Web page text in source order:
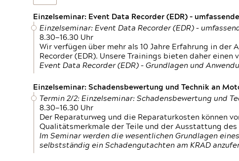
Einzelseminar: Event Data Recorder (EDR) –
Einzelseminar: Event Data Recorder (EDR) –
8.30—16.30 Uhr
Wir verfügen über mehr als 10 Jahre Erfahrung in
Recorder (EDR). Unsere Trainings bieten daher
Event Data Recorder (EDR) – Grundlagen und
Einzelseminar: Schadensbewertung und Technik an
Termin 2/2: Einzelseminar: Schadensbewertung und
8.30—16.30 Uhr
Der Reparaturweg und die Reparaturkosten können
Qualitätsmerkmale der Teile und der Ausstattung
Im Seminar werden die wesentlichen Grundlagen
selbstständig ein Schadengutachten am KRAD